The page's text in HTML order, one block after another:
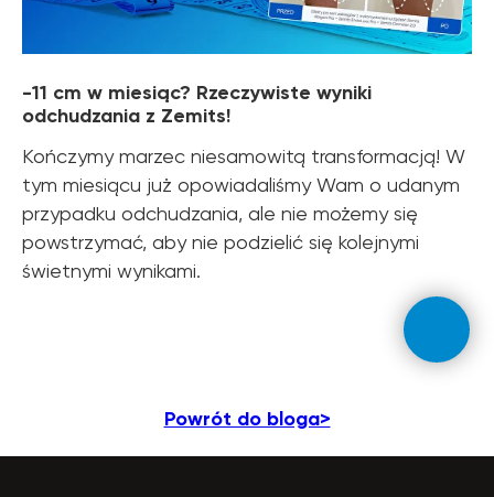
-11 cm w miesiąc? Rzeczywiste wyniki
odchudzania z Zemits!
Kończymy marzec niesamowitą transformacją! W
tym miesiącu już opowiadaliśmy Wam o udanym
przypadku odchudzania, ale nie możemy się
powstrzymać, aby nie podzielić się kolejnymi
świetnymi wynikami.
Powrót do bloga>